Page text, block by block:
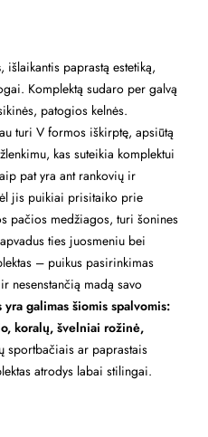
, išlaikantis paprastą estetiką,
Komplektą sudaro per galvą
patogios kelnės.
turi V formos iškirptę, apsiūtą
kas suteikia komplektui
pat yra ant rankovių ir
jis puikiai prisitaiko prie
pačios medžiagos, turi šonines
ties juosmeniu bei
– puikus pasirinkimas
nesenstančią madą savo
galimas šiomis spalvomis:
koralų, švelniai rožinė,
sportbačiais ar paprastais
atrodys labai stilingai.